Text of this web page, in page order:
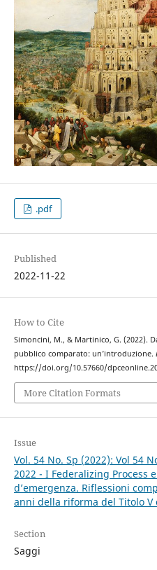
.pdf
Published
2022-11-22
How to Cite
Simoncini, M., & Martinico, G. (2022).
pubblico comparato: un’introduzione.
https://doi.org/10.57660/
More Citation Formats
Issue
Vol. 54 No. Sp (2022): Vol 54
2022 - I Federalizing Process
d’emergenza. Riflessioni
anni della riforma del Titolo
Section
Saggi